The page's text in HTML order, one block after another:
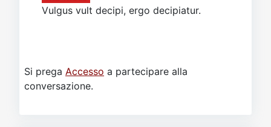
Vulgus vult decipi, ergo decipiatur.
Si prega Accesso a partecipare alla
conversazione.